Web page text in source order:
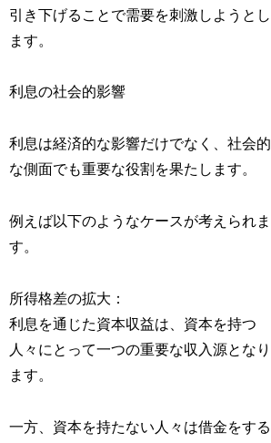
引き下げることで需要を刺激しようとし
ます。
利息の社会的影響
利息は経済的な影響だけでなく、社会的
な側面でも重要な役割を果たします。
例えば以下のようなケースが考えられま
す。
所得格差の拡大：
利息を通じた資本収益は、資本を持つ
人々にとって一つの重要な収入源となり
ます。
一方、資本を持たない人々は借金をする